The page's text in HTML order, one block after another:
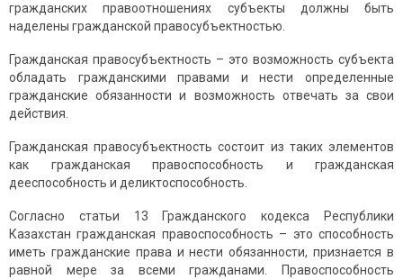
гражданских правоотношениях субъекты должны быть
наделены гражданской правосубъектностью.
Гражданская правосубъектность – это возможность субъекта
обладать гражданскими правами и нести определенные
гражданские обязанности и возможность отвечать за свои
действия.
Гражданская правосубъектность состоит из таких элементов
как гражданская правоспособность и гражданская
дееспособность и деликтоспособность.
Согласно статьи 13 Гражданского кодекса Республики
Казахстан гражданская правоспособность – это способность
иметь гражданские права и нести обязанности, признается в
равной мере за всеми гражданами. Правоспособность